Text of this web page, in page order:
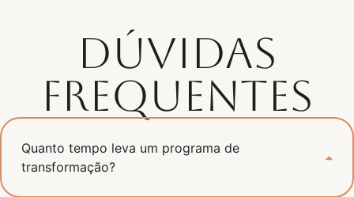
Dúvidas
frequentes
Quanto tempo leva um programa de
transformação?